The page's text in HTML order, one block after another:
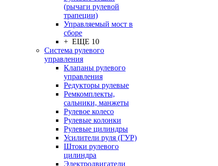
(рычаги рулевой
трапеции)
Управляемый мост в
сборе
+ ЕЩЕ 10
Система рулевого
управления
Клапаны рулевого
управления
Редукторы рулевые
Ремкомплекты,
сальники, манжеты
Рулевое колесо
Рулевые колонки
Рулевые цилиндры
Усилители руля (ГУР)
Штоки рулевого
цилиндра
Электродвигатели